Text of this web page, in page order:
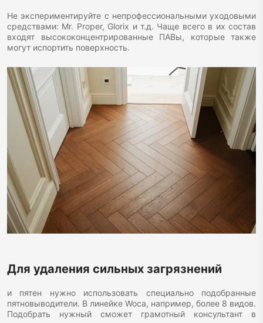
Не экспериментируйте с непрофессиональными уходовыми
средствами: Mr. Proper, Glorix и т.д. Чаще всего в их состав
входят высококонцентрированные ПАВы, которые также
могут испортить поверхность.
Для удаления сильных загрязнений
и пятен нужно использовать специально подобранные
пятновыводители. В линейке Woca, например, более 8 видов.
Подобрать нужный сможет грамотный консультант в